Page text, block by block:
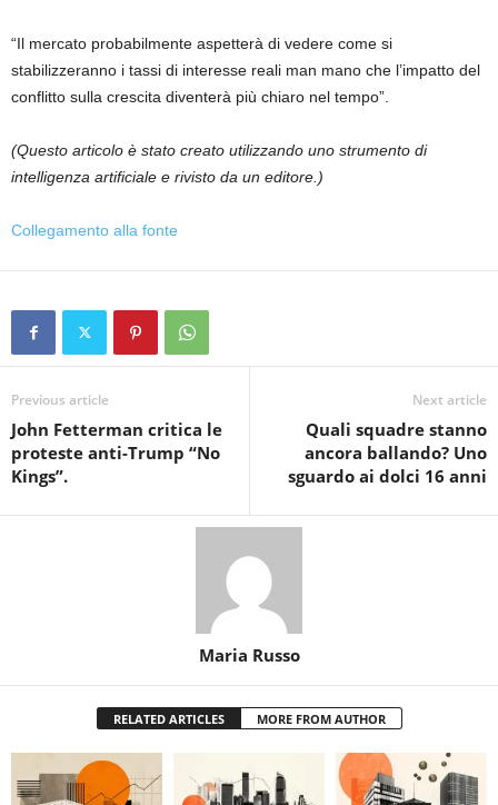
“Il mercato probabilmente aspetterà di vedere come si
stabilizzeranno i tassi di interesse reali man mano che l’impatto del
conflitto sulla crescita diventerà più chiaro nel tempo”.
(Questo articolo è stato creato utilizzando uno strumento di
intelligenza artificiale e rivisto da un editore.)
Collegamento alla fonte
Previous article
John Fetterman critica le
proteste anti-Trump “No
Kings”.
Next article
Quali squadre stanno
ancora ballando? Uno
sguardo ai dolci 16 anni
Maria Russo
RELATED ARTICLES MORE FROM AUTHOR